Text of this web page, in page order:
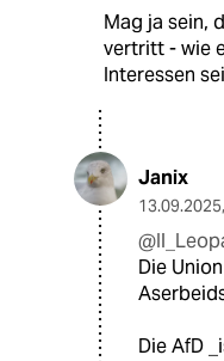
Mag ja sein,
vertritt - wie
Interessen
Janix
13.09.2025,
Die
Die AfD